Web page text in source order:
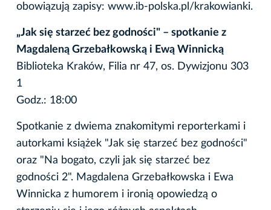
obowiązują zapisy: www.ib-polska.pl/krakowianki.
„Jak się starzeć bez godności" – spotkanie z
Magdaleną Grzebałkowską i Ewą Winnicką
Biblioteka Kraków, Filia nr 47, os. Dywizjonu 303
1
Godz.: 18:00
Spotkanie z dwiema znakomitymi reporterkami i
autorkami książek "Jak się starzeć bez godności"
oraz "Na bogato, czyli jak się starzeć bez
godności 2". Magdalena Grzebałkowska i Ewa
Winnicka z humorem i ironią opowiedzą o